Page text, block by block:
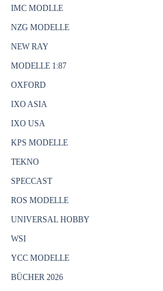
IMC MODLLE
NZG MODELLE
NEW RAY
MODELLE 1:87
OXFORD
IXO ASIA
IXO USA
KPS MODELLE
TEKNO
SPECCAST
ROS MODELLE
UNIVERSAL HOBBY
WSI
YCC MODELLE
BÜCHER 2026